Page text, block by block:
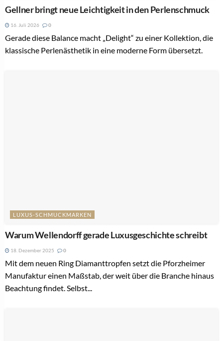
Gellner bringt neue Leichtigkeit in den Perlenschmuck
16. Juli 2026 0
Gerade diese Balance macht „Delight“ zu einer Kollektion, die
klassische Perlenästhetik in eine moderne Form übersetzt.
LUXUS-SCHMUCKMARKEN
Warum Wellendorff gerade Luxusgeschichte schreibt
18. Dezember 2025 0
Mit dem neuen Ring Diamanttropfen setzt die Pforzheimer
Manufaktur einen Maßstab, der weit über die Branche hinaus
Beachtung findet. Selbst...